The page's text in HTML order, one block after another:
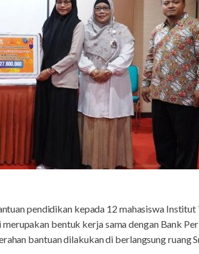
pendidikan kepada 12 mahasiswa Institut
bentuk kerja sama dengan Bank
bantuan dilakukan di berlangsung ruang